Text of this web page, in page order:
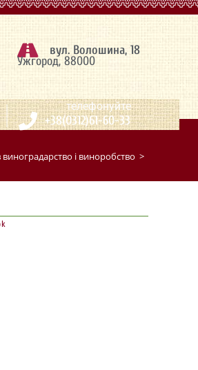
вул. Волошина, 18
Ужгород, 88000
| телефонуйте
+38(0312)61-60-33
і виноробство >